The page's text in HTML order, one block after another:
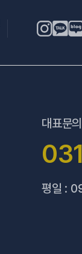
대표문
평일 :